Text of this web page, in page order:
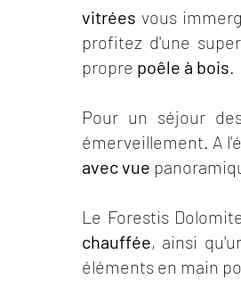
vitréesvous
profitez d'une
propre poêle à bois.
Pour un séjour
émerveillement. A
avec vue
Le Forestis
chauffée, ainsi
éléments en main